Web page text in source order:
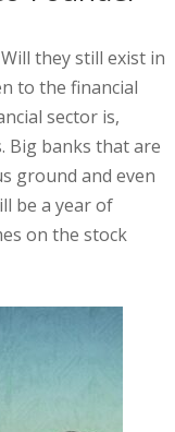
they still exist in
to the financial
sector is,
Big banks that are
ground and even
be a year of
on the stock